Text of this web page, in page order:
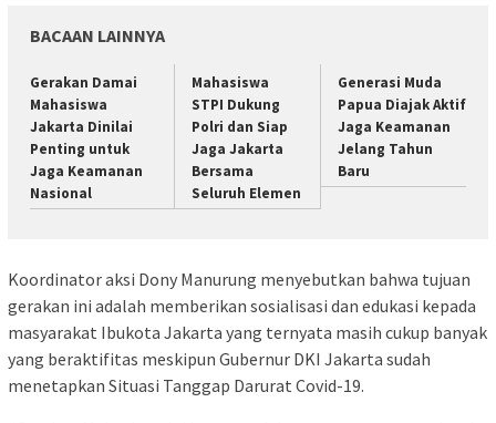
BACAAN LAINNYA
Gerakan Damai
Mahasiswa
Jakarta Dinilai
Penting untuk
Jaga Keamanan
Nasional
Mahasiswa
STPI Dukung
Polri dan Siap
Jaga Jakarta
Bersama
Seluruh Elemen
Generasi Muda
Papua Diajak Aktif
Jaga Keamanan
Jelang Tahun
Baru
Koordinator aksi Dony Manurung menyebutkan bahwa tujuan
gerakan ini adalah memberikan sosialisasi dan edukasi kepada
masyarakat Ibukota Jakarta yang ternyata masih cukup banyak
yang beraktifitas meskipun Gubernur DKI Jakarta sudah
menetapkan Situasi Tanggap Darurat Covid-19.